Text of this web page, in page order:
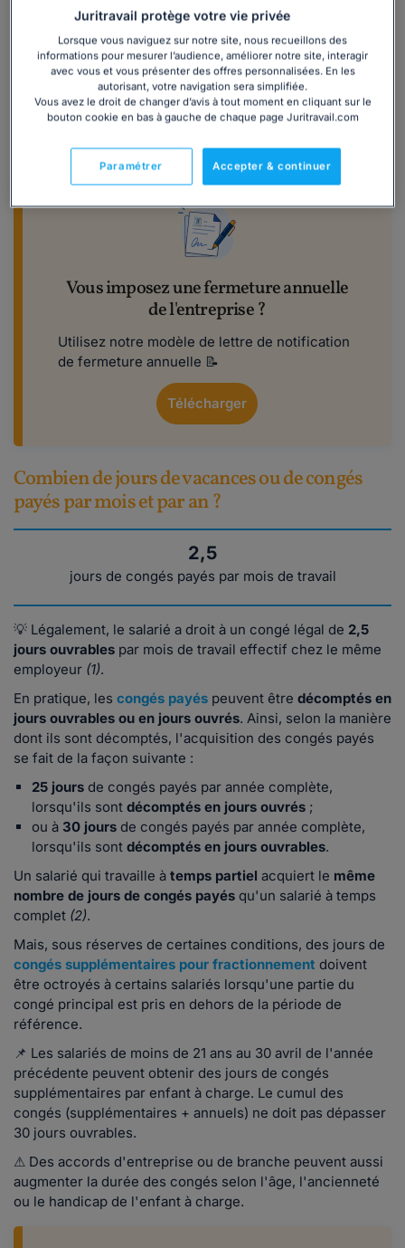
l'entreprise,contrairement aux jours ouvrables.
Exemple :
Lorsque l'entreprise est ouverte du lundi au vendredi ou
du mardi au samedi, il y a 5 jours travaillés dans la
semaine, soit 5 jours ouvrés.
Vous imposez une fermeture annuelle
de l'entreprise ?
Utilisez notre modèle de lettre de notification
de fermeture annuelle 📝
Télécharger
Combien de jours de vacances ou de congés
payés par mois et par an ?
2,5
jours de congés payés par mois de travail
💡 Légalement, le salarié a droit à un congé légal de 2,5
jours ouvrables par mois de travail effectif chez le même
employeur (1).
En pratique, les congés payés peuvent être décomptés en
jours ouvrables ou en jours ouvrés. Ainsi, selon la manière
dont ils sont décomptés, l'acquisition des congés payés
se fait de la façon suivante :
25 jours de congés payés par année complète,
lorsqu'ils sont décomptés en jours ouvrés ;
ou à 30 jours de congés payés par année complète,
lorsqu'ils sont décomptés en jours ouvrables.
Un salarié qui travaille à temps partiel acquiert le même
nombre de jours de congés payés qu'un salarié à temps
complet (2).
Mais, sous réserves de certaines conditions, des jours de
congés supplémentaires pour fractionnement doivent
être octroyés à certains salariés lorsqu'une partie du
congé principal est pris en dehors de la période de
référence.
📌 Les salariés de moins de 21 ans au 30 avril de l'année
précédente peuvent obtenir des jours de congés
supplémentaires par enfant à charge. Le cumul des
congés (supplémentaires + annuels) ne doit pas dépasser
30 jours ouvrables.
⚠ Des accords d'entreprise ou de branche peuvent aussi
augmenter la durée des congés selon l'âge, l'ancienneté
ou le handicap de l'enfant à charge.
Juritravail protège votre vie privée
Lorsque vous naviguez sur notre site, nous recueillons des
informations pour mesurer l’audience, améliorer notre site, interagir
avec vous et vous présenter des offres personnalisées. En les
autorisant, votre navigation sera simplifiée.
Vous avez le droit de changer d’avis à tout moment en cliquant sur le
bouton cookie en bas à gauche de chaque page Juritravail.com
Accepter & continuer
Paramétrer